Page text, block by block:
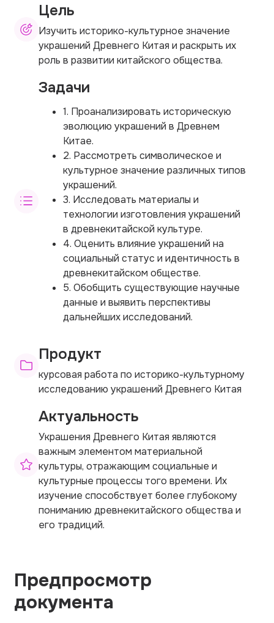
Цель
Изучить историко-культурное значение
украшений Древнего Китая и раскрыть их
роль в развитии китайского общества.
Задачи
1. Проанализировать историческую
эволюцию украшений в Древнем
Китае.
2. Рассмотреть символическое и
культурное значение различных типов
украшений.
3. Исследовать материалы и
технологии изготовления украшений
в древнекитайской культуре.
4. Оценить влияние украшений на
социальный статус и идентичность в
древнекитайском обществе.
5. Обобщить существующие научные
данные и выявить перспективы
дальнейших исследований.
Продукт
курсовая работа по историко-культурному
исследованию украшений Древнего Китая
Актуальность
Украшения Древнего Китая являются
важным элементом материальной
культуры, отражающим социальные и
культурные процессы того времени. Их
изучение способствует более глубокому
пониманию древнекитайского общества и
его традиций.
Предпросмотр
документа